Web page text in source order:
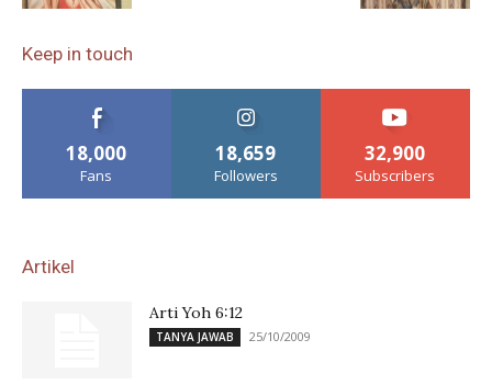
Keep in touch
18,000
Fans
18,659
Followers
32,900
Subscribers
Artikel
Arti Yoh 6:12
TANYA JAWAB 25/10/2009